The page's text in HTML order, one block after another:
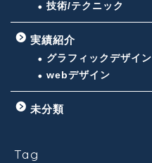
技術/テクニック
実績紹介
グラフィックデザイン
webデザイン
未分類
Tag